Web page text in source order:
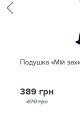
Подушка «Мій
389 грн
470 грн